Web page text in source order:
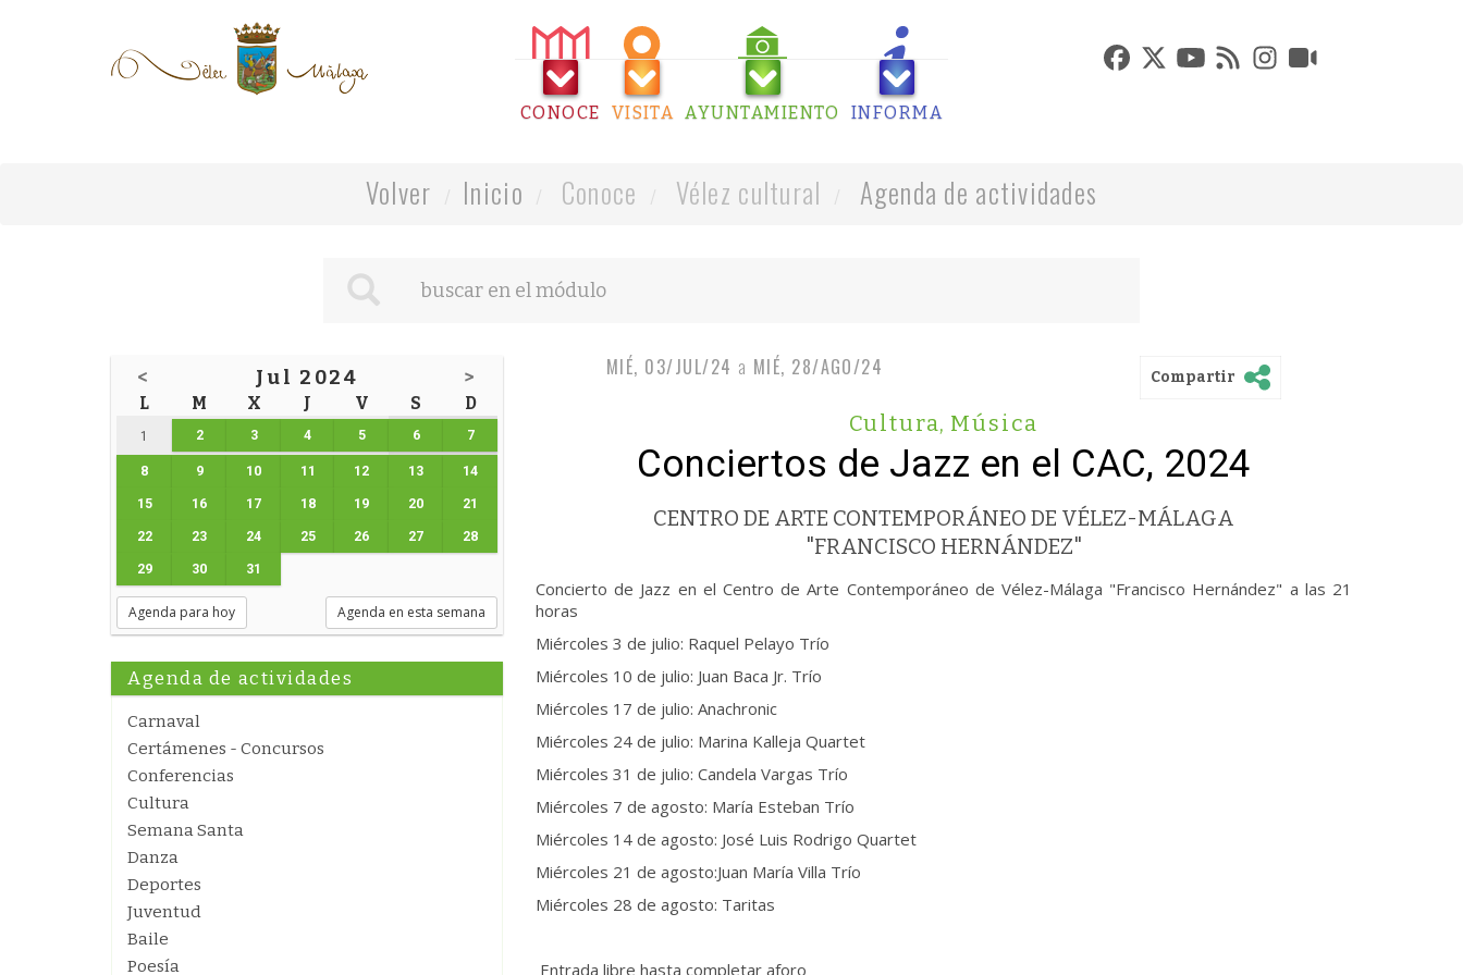
CONOCE VISITA AYUNTAMIENTO INFORMA
Volver Inicio Conoce Vélez cultural Agenda de actividades
< Jul 2024 >
L M X J V S D
1 2 3 4 5 6 7
8 9 10 11 12 13 14
15 16 17 18 19 20 21
22 23 24 25 26 27 28
29 30 31
Agenda para hoy Agenda en esta semana
Agenda de actividades
Carnaval
Certámenes - Concursos
Conferencias
Cultura
Semana Santa
Danza
Deportes
Juventud
Baile
Poesía
MIÉ, 03/JUL/24 a MIÉ, 28/AGO/24 Compartir
Cultura, Música
Conciertos de Jazz en el CAC, 2024
CENTRO DE ARTE CONTEMPORÁNEO DE VÉLEZ-MÁLAGA
"FRANCISCO HERNÁNDEZ"
Concierto de Jazz en el Centro de Arte Contemporáneo de Vélez-Málaga "Francisco Hernández" a las 21
horas
Miércoles 3 de julio: Raquel Pelayo Trío
Miércoles 10 de julio: Juan Baca Jr. Trío
Miércoles 17 de julio: Anachronic
Miércoles 24 de julio: Marina Kalleja Quartet
Miércoles 31 de julio: Candela Vargas Trío
Miércoles 7 de agosto: María Esteban Trío
Miércoles 14 de agosto: José Luis Rodrigo Quartet
Miércoles 21 de agosto:Juan María Villa Trío
Miércoles 28 de agosto: Taritas
Entrada libre hasta completar aforo